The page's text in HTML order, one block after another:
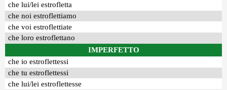
che lui/lei estrofletta
che noi estroflettiamo
che voi estroflettiate
che loro estroflettano
IMPERFETTO
che io estroflettessi
che tu estroflettessi
che lui/lei estroflettesse